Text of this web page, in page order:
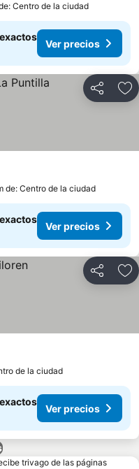
Centro de la ciudad
Ver precios
Compartir
de: Centro de la ciudad
Ver precios
Compartir
de la ciudad
Ver precios
trivago de las páginas